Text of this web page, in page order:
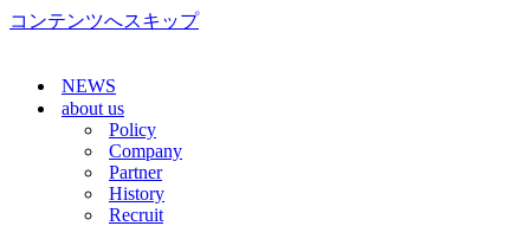
コンテンツへスキップ
NEWS
about us
Policy
Company
Partner
History
Recruit